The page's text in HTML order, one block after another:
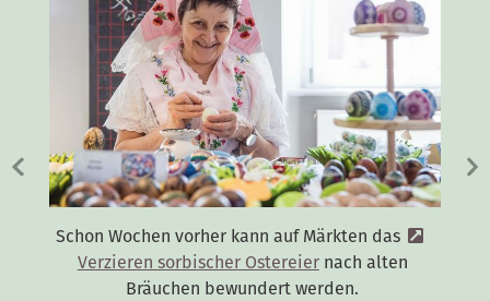
Schon Wochen vorher kann auf Märkten das
Verzieren sorbischer Ostereiernach alten
Bräuchen bewundert werden.